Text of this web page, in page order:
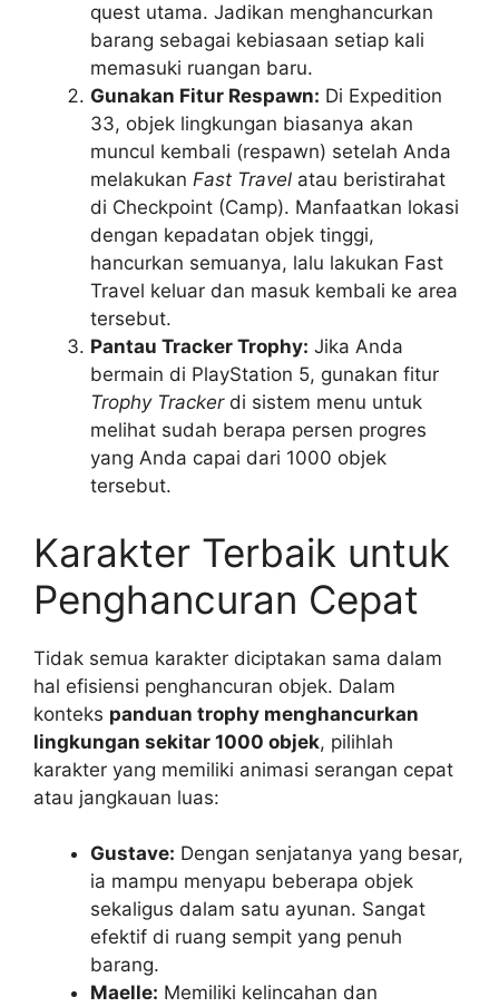
quest utama. Jadikan menghancurkan
barang sebagai kebiasaan setiap kali
memasuki ruangan baru.
Gunakan Fitur Respawn: Di Expedition
33, objek lingkungan biasanya akan
muncul kembali (respawn) setelah Anda
melakukan Fast Travel atau beristirahat
di Checkpoint (Camp). Manfaatkan lokasi
dengan kepadatan objek tinggi,
hancurkan semuanya, lalu lakukan Fast
Travel keluar dan masuk kembali ke area
tersebut.
Pantau Tracker Trophy: Jika Anda
bermain di PlayStation 5, gunakan fitur
Trophy Trackerdi sistem menu untuk
melihat sudah berapa persen progres
yang Anda capai dari 1000 objek
tersebut.
Karakter Terbaik untuk
Penghancuran Cepat
Tidak semua karakter diciptakan sama dalam
hal efisiensi penghancuran objek. Dalam
konteks panduan trophy menghancurkan
lingkungan sekitar 1000 objek, pilihlah
karakter yang memiliki animasi serangan cepat
atau jangkauan luas:
Gustave: Dengan senjatanya yang besar,
ia mampu menyapu beberapa objek
sekaligus dalam satu ayunan. Sangat
efektif di ruang sempit yang penuh
barang.
Maelle: Memiliki kelincahan dan